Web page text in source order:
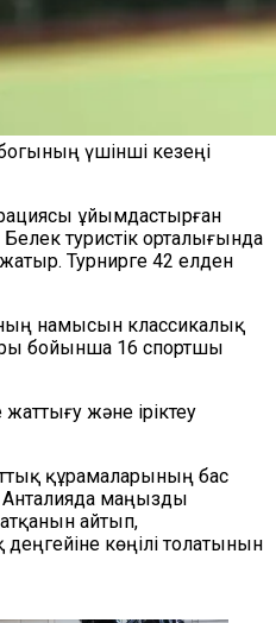
үшінші кезеңі
ұйымдастырған
туристік орталығында
Турнирге 42 елден
намысын классикалық
бойынша 16 спортшы
және іріктеу
құрамаларының бас
Анталияда маңызды
айтып,
көңілі толатынын